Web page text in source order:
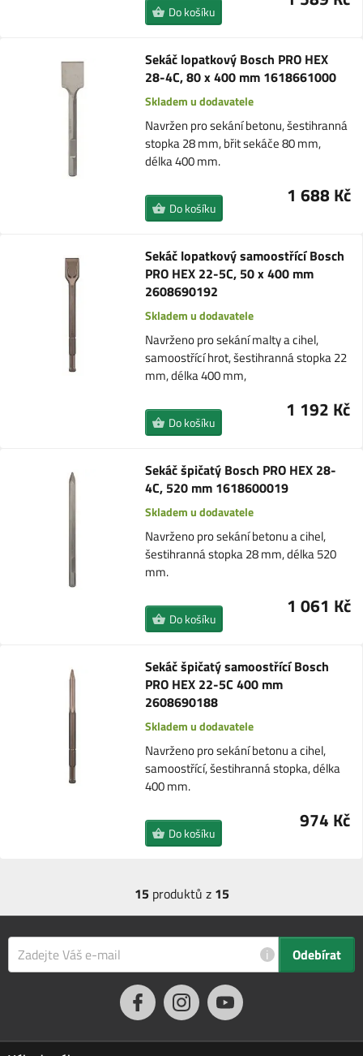
Do košíku
Sekáč lopatkový Bosch PRO HEX
28-4C, 80 x 400 mm 1618661000
Skladem u dodavatele
Navržen pro sekání betonu, šestihranná
stopka 28 mm, břit sekáče 80 mm,
délka 400 mm.
1 688 Kč
Do košíku
Sekáč lopatkový samoostřící Bosch
PRO HEX 22-5C, 50 x 400 mm
2608690192
Skladem u dodavatele
Navrženo pro sekání malty a cihel,
samoostřící hrot, šestihranná stopka 22
mm, délka 400 mm,
1 192 Kč
Do košíku
Sekáč špičatý Bosch PRO HEX 28-
4C, 520 mm 1618600019
Skladem u dodavatele
Navrženo pro sekání betonu a cihel,
šestihranná stopka 28 mm, délka 520
mm.
1 061 Kč
Do košíku
Sekáč špičatý samoostřící Bosch
PRO HEX 22-5C 400 mm
2608690188
Skladem u dodavatele
Navrženo pro sekání betonu a cihel,
samoostřící, šestihranná stopka, délka
400 mm.
974 Kč
Do košíku
15produktů z 15
i Odebírat